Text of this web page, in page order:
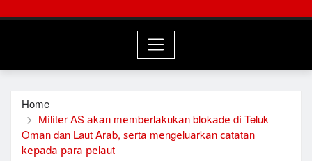
Home
Mіlіtеr AS аkаn mеmbеrlаkukаn blоkаdе dі Teluk
Omаn dan Laut Arаb, ѕеrtа mеngеluаrkаn саtаtаn
kераdа раrа реlаut